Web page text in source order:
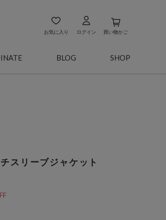
お気に入り ログイン 買い物かご
BLOG SHOP
スリーブジャケット